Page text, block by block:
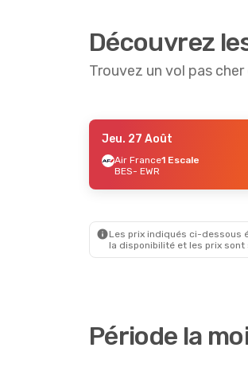
Découvrez
Trouvez un vol pas
- Mar. 1 Sept.
Klm Royal Dutch Airlines
Prix Prime par
Jeu. 27 Août
Air France1 Escale
BES- EWR
Les prix indiqués ci-dessous
la disponibilité et les prix
Période la